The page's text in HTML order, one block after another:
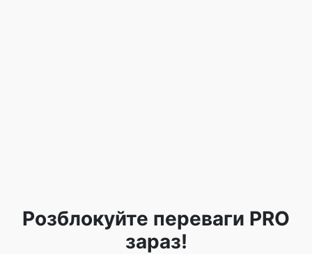
Розблокуйте переваги PRO
зараз!